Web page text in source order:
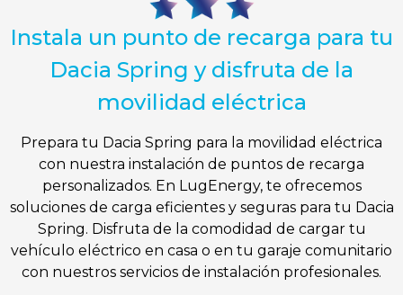
Instala un punto de recarga para tu
Dacia Spring y disfruta de la
movilidad eléctrica
Prepara tu Dacia Spring para la movilidad eléctrica
con nuestra instalación de puntos de recarga
personalizados. En LugEnergy, te ofrecemos
soluciones de carga eficientes y seguras para tu Dacia
Spring. Disfruta de la comodidad de cargar tu
vehículo eléctrico en casa o en tu garaje comunitario
con nuestros servicios de instalación profesionales.